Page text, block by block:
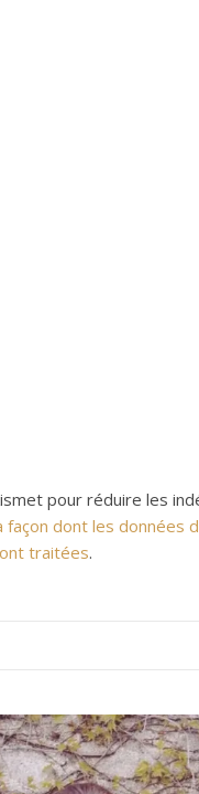
pour réduire les
façon dont les données
traitées.